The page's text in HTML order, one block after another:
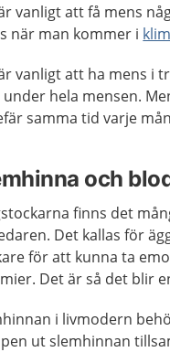
vanligt att få mens
när man kommer i
vanligt att ha mens i
hela mensen.
samma tid varje
och
finns det
Det kallas för
för att kunna ta
Det är så det blir
i livmodern
ut slemhinnan